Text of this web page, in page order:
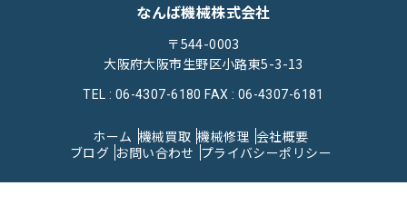
なんば機械株式会社
〒544-0003
大阪府大阪市生野区小路東5-3-13
TEL : 06-4307-6180 FAX : 06-4307-6181
ホーム 機械買取 機械修理 会社概要
ブログ お問い合わせ プライバシーポリシー